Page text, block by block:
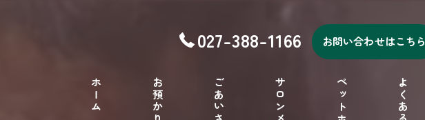
027-388-1166 お問い合わせはこちら
ホーム ごあいさつ